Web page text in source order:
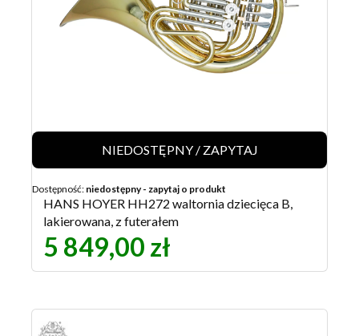
NIEDOSTĘPNY / ZAPYTAJ
Dostępność: niedostępny - zapytaj o produkt
HANS HOYER HH272 waltornia dziecięca B,
lakierowana, z futerałem
5 849,00 zł